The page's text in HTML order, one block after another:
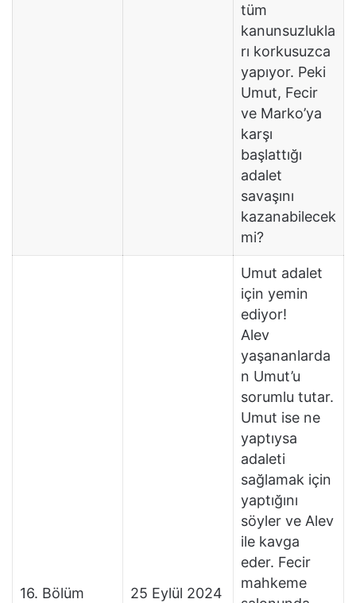
tüm
kanunsuzlukla
rı korkusuzca
yapıyor. Peki
Umut, Fecir
ve Marko’ya
karşı
başlattığı
adalet
savaşını
kazanabilecek
mi?
16. Bölüm 25 Eylül 2024
Umut adalet
için yemin
ediyor!
Alev
yaşananlarda
n Umut’u
sorumlu tutar.
Umut ise ne
yaptıysa
adaleti
sağlamak için
yaptığını
söyler ve Alev
ile kavga
eder. Fecir
mahkeme